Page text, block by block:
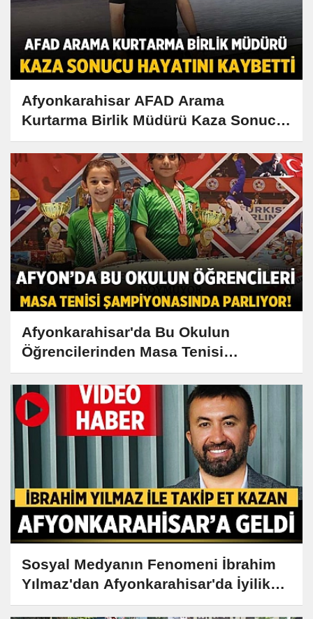
Afyonkarahisar AFAD Arama
Kurtarma Birlik Müdürü Kaza Sonucu
Hayatını Kaybetti
Afyonkarahisar'da Bu Okulun
Öğrencilerinden Masa Tenisi
Şampiyonasında Büyük Başarı!
Sosyal Medyanın Fenomeni İbrahim
Yılmaz'dan Afyonkarahisar'da İyilik
Dolu Gezi